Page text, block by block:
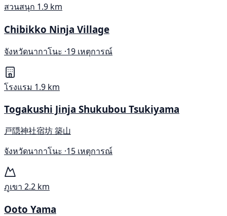
สวนสนุก 1.9 km
Chibikko Ninja Village
จังหวัดนากาโนะ ·19 เหตุการณ์
โรงแรม 1.9 km
Togakushi Jinja Shukubou Tsukiyama
戸隠神社宿坊 築山
จังหวัดนากาโนะ ·15 เหตุการณ์
ภูเขา 2.2 km
Ooto Yama